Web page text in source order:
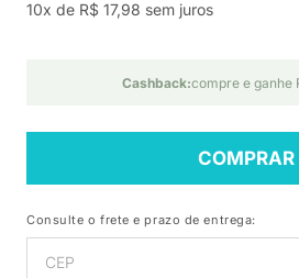
10x de R$ 17,98 sem juros
Cashback:compre e ganhe
COMPRAR
Consulte o frete e prazo de entrega: